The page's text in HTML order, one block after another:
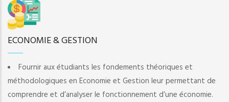
ECONOMIE & GESTION
Fournir aux étudiants les fondements théoriques et
méthodologiques en Economie et Gestion leur permettant de
comprendre et d’analyser le fonctionnement d’une économie.